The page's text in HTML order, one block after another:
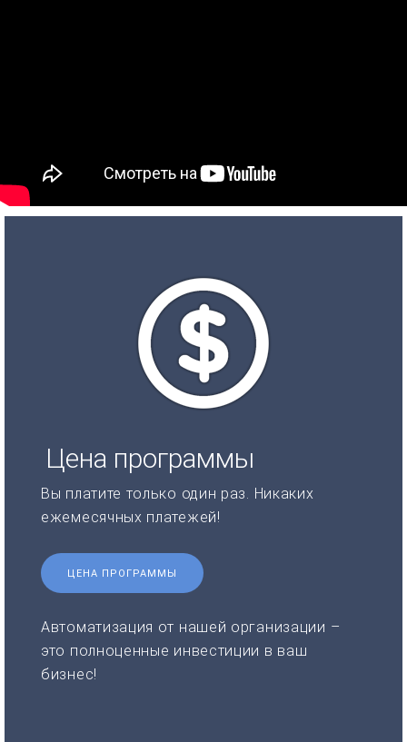
Цена программы
Вы платите только один раз. Никаких
ежемесячных платежей!
ЦЕНА ПРОГРАММЫ
Автоматизация от нашей организации –
это полноценные инвестиции в ваш
бизнес!